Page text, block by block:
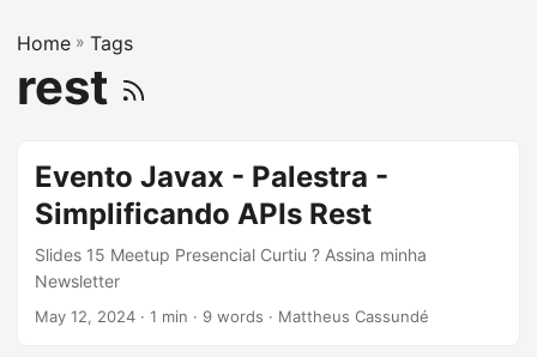
Home » Tags
rest
Evento Javax - Palestra -
Simplificando APIs Rest
Slides 15 Meetup Presencial Curtiu ? Assina minha
Newsletter
May 12, 2024 · 1 min · 9 words · Mattheus Cassundé